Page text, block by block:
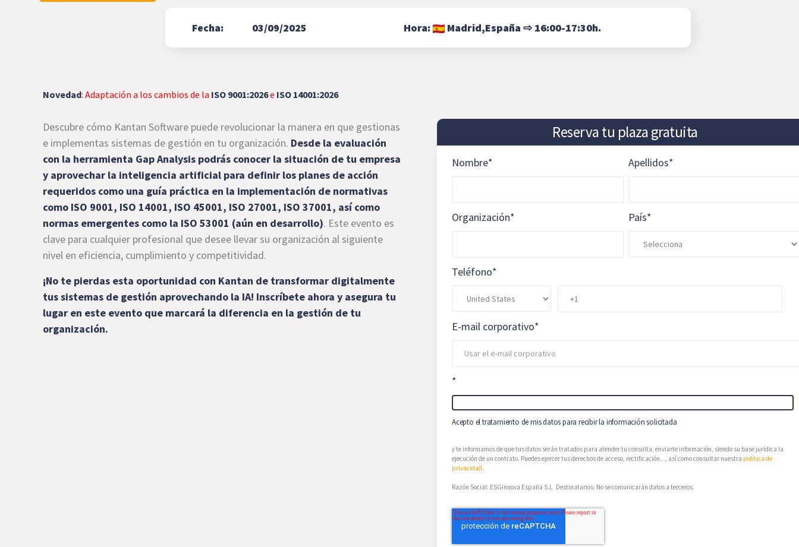
Fecha: 03/09/2025 Hora: Madrid,España ⇨ 16:00-17:30h.
Novedad: Adaptación a los cambios de la ISO 9001:2026e ISO 14001:2026
Descubre cómo Kantan Software puede revolucionar la manera en que gestionas
e implementas sistemas de gestión en tu organización. Desde la evaluación
con la herramienta Gap Analysis podrás conocer la situación de tu empresa
y aprovechar la inteligencia artificial para definir los planes de acción
requeridos como una guía práctica en la implementación de normativas
como ISO 9001, ISO 14001, ISO 45001, ISO 27001, ISO 37001, así como
normas emergentes como la ISO 53001 (aún en desarrollo). Este evento es
clave para cualquier profesional que desee llevar su organización al siguiente
nivel en eficiencia, cumplimiento y competitividad.
¡No te pierdas esta oportunidad con Kantan de transformar digitalmente
tus sistemas de gestión aprovechando la IA! Inscríbete ahora y asegura tu
lugar en este evento que marcará la diferencia en la gestión de tu
organización.
Reserva tu plaza gratuita
Nombre* Apellidos*
Organización* País*
Teléfono*
E-mail corporativo*
*
Acepto el tratamiento de mis datos para recibir la información solicitada
y te informamos de que tus datos serán tratados para atender tu consulta, enviarte información, siendo su base jurídica la
ejecución de un contrato. Puedes ejercer tus derechos de acceso, rectificación..., así como consultar nuestra política de
privacidad.
Razón Social: ESGinnova España S.L Destinatarios: No se comunicarán datos a terceros.